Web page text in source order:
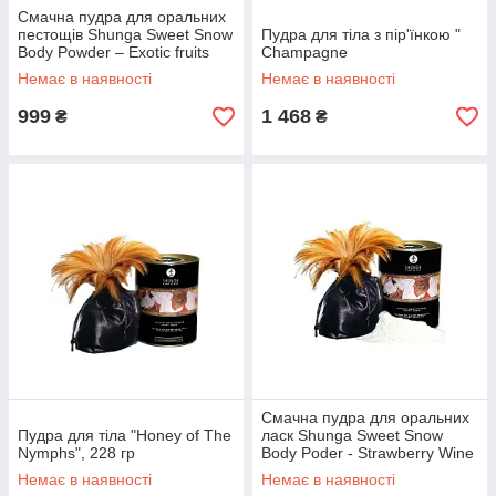
Смачна пудра для оральних
пестощів Shunga Sweet Snow
Body Powder – Exotic fruits
(228 гр)
Немає в наявності
999 ₴
Пудра для тіла з пір'їнкою "
Champagne
Немає в наявності
1 468 ₴
Пудра для тіла "Honey of The
Nymphs", 228 гр
Немає в наявності
Смачна пудра для оральних
ласк Shunga Sweet Snow
Body Poder - Strawberry Wine
(228 гру)
Немає в наявності